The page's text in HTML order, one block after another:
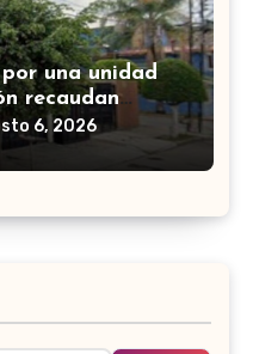
una unidad
recaudan
de edad
6, 2026